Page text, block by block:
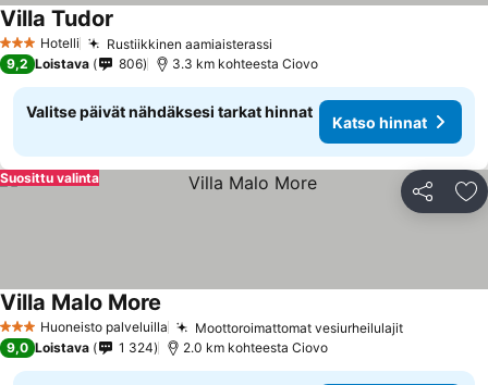
3 Tähtiluokitus
Hotelli Rustiikkinen aamiaisterassi
Villa Tudor
9,2 Loistava 806 3.3 km kohteesta Ciovo
Valitse päivät nähdäksesi tarkat hinnat
Katso hinnat
Jaa
Suosittu valinta
3 Tähtiluokitus
Huoneisto palveluilla Moottoroimattomat vesiurheilulajit
Villa Malo More
9,0 Loistava 1 324 2.0 km kohteesta Ciovo